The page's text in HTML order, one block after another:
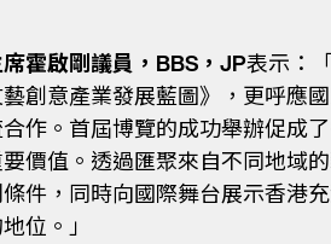
霍啟剛議員，BBS，JP表示：
創意產業發展藍圖》，更呼應
作。首屆博覽的成功舉辦促成
價值。透過匯聚來自不同地域
件，同時向國際舞台展示香港
位。」